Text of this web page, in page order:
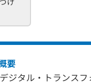
要
ジタル・トランスフ